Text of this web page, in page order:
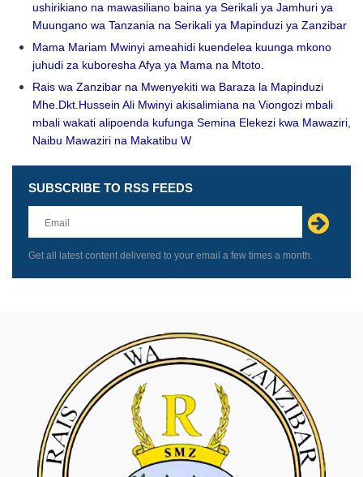
ushirikiano na mawasiliano baina ya Serikali ya Jamhuri ya
Muungano wa Tanzania na Serikali ya Mapinduzi ya Zanzibar
Mama Mariam Mwinyi ameahidi kuendelea kuunga mkono
juhudi za kuboresha Afya ya Mama na Mtoto.
Rais wa Zanzibar na Mwenyekiti wa Baraza la Mapinduzi
Mhe.Dkt.Hussein Ali Mwinyi akisalimiana na Viongozi mbali
mbali wakati alipoenda kufunga Semina Elekezi kwa Mawaziri,
Naibu Mawaziri na Makatibu W
Leave
this
field
blank
SUBSCRIBE TO RSS FEEDS
Get all latest content delivered to your email a few times a month.